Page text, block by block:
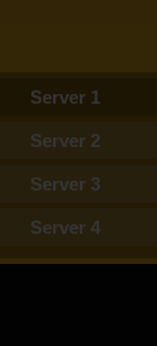
Server 1
Server 2
Server 3
Server 4